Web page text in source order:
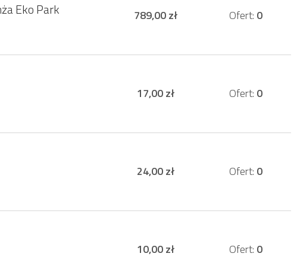
Eko Park 789,00 zł Ofert: 0
17,00 zł Ofert: 0
24,00 zł Ofert: 0
10,00 zł Ofert: 0